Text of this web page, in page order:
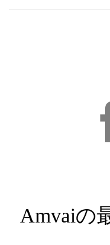
Amvaiの